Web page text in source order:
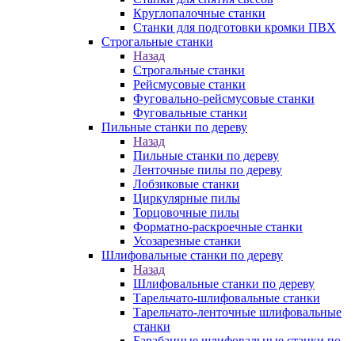
Круглопалочные станки
Станки для подготовки кромки ПВХ
Строгальные станки
Назад
Строгальные станки
Рейсмусовые станки
Фуговально-рейсмусовые станки
Фуговальные станки
Пильные станки по дереву
Назад
Пильные станки по дереву
Ленточные пилы по дереву
Лобзиковые станки
Циркулярные пилы
Торцовочные пилы
Форматно-раскроечные станки
Усозарезные станки
Шлифовальные станки по дереву
Назад
Шлифовальные станки по дереву
Тарельчато-шлифовальные станки
Тарельчато-ленточные шлифовальные
станки